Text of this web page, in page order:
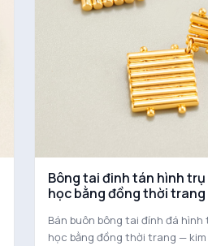
Bông tai đinh tán hình trụ
học bằng đồng thời trang
Bán buôn bông tai đính đá hình
học bằng đồng thời trang — kim